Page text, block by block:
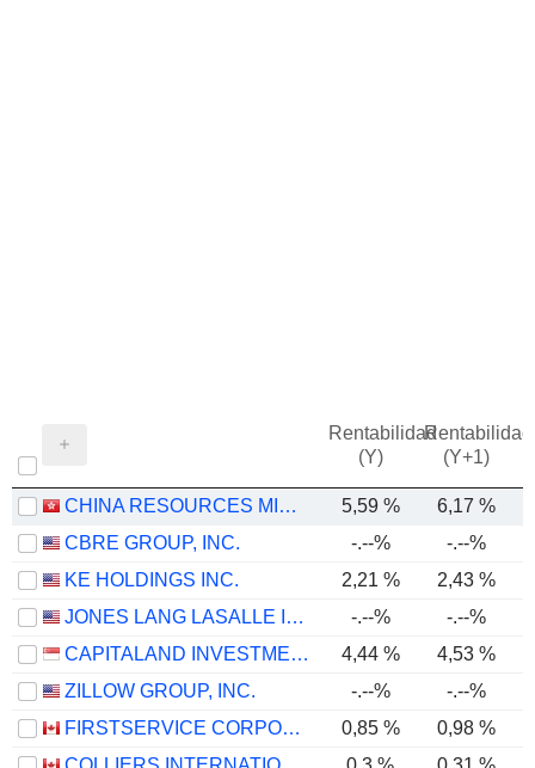
Rentabilidad
(Y)
Rentabilidad
(Y+1)
CHINA RESOURCES MIXC LIFESTYLE SERVICES LIMITED 5,59 %
6,17 %
CBRE GROUP, INC.
-.--% -.--%
KE HOLDINGS INC.
2,21 % 2,43 %
JONES LANG LASALLE INCORPORATED
-.--% -.--%
CAPITALAND INVESTMENT LIMITED
4,44 % 4,53 %
ZILLOW GROUP, INC.
-.--% -.--%
FIRSTSERVICE CORPORATION
0,85 % 0,98 %